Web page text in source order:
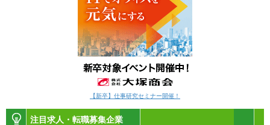
【新卒】仕事研究セミナー開催！
注目求人・転職募集企業